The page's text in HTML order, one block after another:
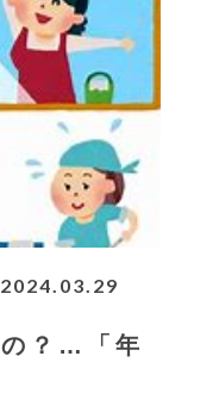
2024.03.29
？…「年